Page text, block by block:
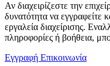
Αν διαχειρίζεστε την
δυνατότητα να εγγραφείτε
εργαλεία διαχείρισης.
πληροφορίες ή βοήθεια,
Εγγραφή Επικοινωνία